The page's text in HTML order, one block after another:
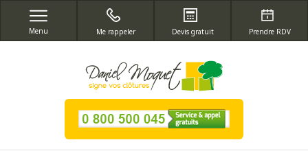
Menu Me rappeler Devis gratuit Prendre RDV